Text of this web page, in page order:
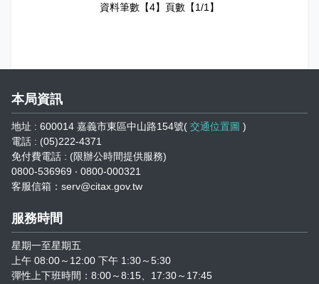
常見違章案例
災害減免專區
民法調降成年年齡專區
延、分期繳稅專區
資料筆數【4】頁數【1/1】
本局資訊
地址 : 600014 嘉義市東區中山路154號( 交通位置圖 )
電話 : (05)222-4371
免付費電話 : (限辦公時間提供服務)
0800-536969 ‧ 0800-000321
客服信箱：serv@citax.gov.tw
服務時間
星期一至星期五
上午 08:00～12:00 下午 1:30～5:30
彈性上下班時間：8:00～8:15、17:30～17:45